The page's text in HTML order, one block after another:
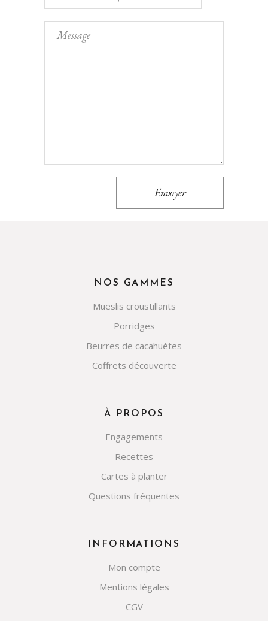
Envoyer
NOS GAMMES
Mueslis croustillants
Porridges
Beurres de cacahuètes
Coffrets découverte
À PROPOS
Engagements
Recettes
Cartes à planter
Questions fréquentes
INFORMATIONS
Mon compte
Mentions légales
CGV